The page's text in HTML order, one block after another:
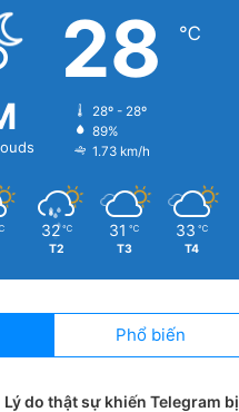
28 ℃
28º - 28º
89%
1.73 km/h
32 ℃
T2
31 ℃
T3
33 ℃
T4
Phổ biến
Lý do thật sự khiến Telegram bị